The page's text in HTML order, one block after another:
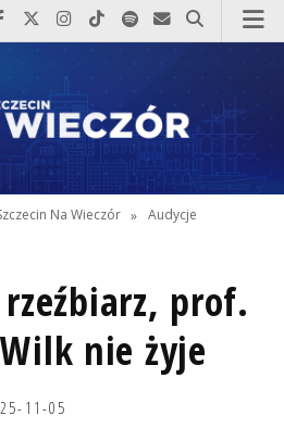
po prostu do nas zadzwoń
Odwiedź nas na Facebook-u
Odwiedź nas na X
Odwiedź nas na Instagram-ie
Odwiedź nas na TikTok-u
Szukaj nas na Spotify
Wyślij do nas
Szukaj
Na Wieczór » Audycje
rzeźbiarz, prof.
nie żyje
11-05